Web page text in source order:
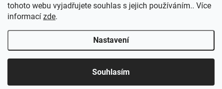
tohoto webu vyjadřujete souhlas s jejich používáním.. Více
informací zde.
Nastavení
Souhlasím
Přijďte si vybrat osobně! Široká nabídka materiálů a
Copyright 2026Ježek sport s.r.o.. Všechna práva vyhrazena.Upravit
nastavení cookies